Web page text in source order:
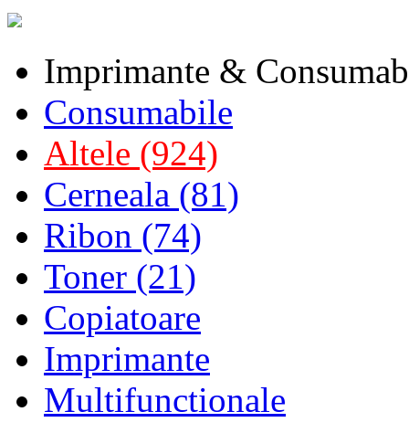
Imprimante &
Consumabile
Altele (924)
Cerneala (81)
Ribon (74)
Toner (21)
Copiatoare
Imprimante
Multifunctionale